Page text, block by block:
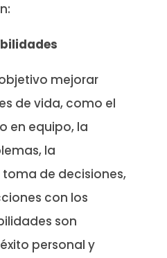
mejorar
de vida, como el
en equipo, la
la
de decisiones,
con los
son
personal y